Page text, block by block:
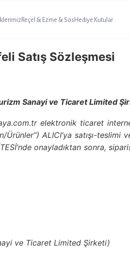
Reçel & Ezme & Sos Hediye Kutular
Satış Sözleşmesi
Sanayi ve Ticaret Limited
elektronik ticaret
ALICI’ya satışı-
onayladıktan sonra,
ve Ticaret Limited Şirketi)